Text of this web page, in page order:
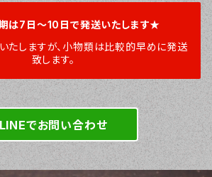
は7日～10日で発送いたします★
たしますが、小物類は比較的早めに発送
致します。
LINEでお問い合わせ